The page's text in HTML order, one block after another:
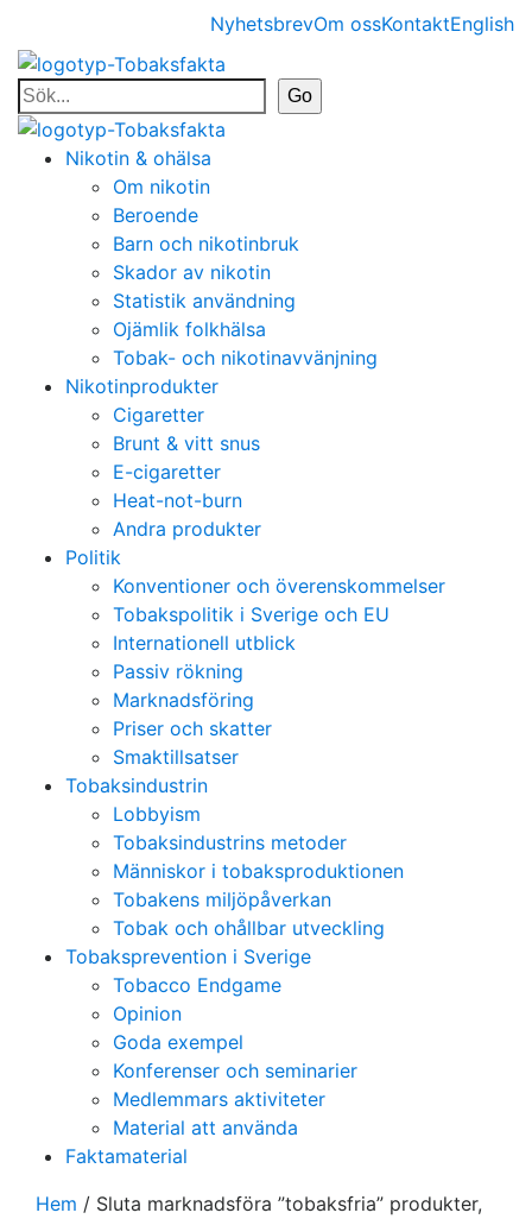
NyhetsbrevOm ossKontaktEnglish
Nikotin & ohälsa
Om nikotin
Beroende
Barn och nikotinbruk
Skador av nikotin
Statistik användning
Ojämlik folkhälsa
Tobak- och nikotinavvänjning
Nikotinprodukter
Cigaretter
Brunt & vitt snus
E-cigaretter
Heat-not-burn
Andra produkter
Politik
Konventioner och överenskommelser
Tobakspolitik i Sverige och EU
Internationell utblick
Passiv rökning
Marknadsföring
Priser och skatter
Smaktillsatser
Tobaksindustrin
Lobbyism
Tobaksindustrins metoder
Människor i tobaksproduktionen
Tobakens miljöpåverkan
Tobak och ohållbar utveckling
Tobaksprevention i Sverige
Tobacco Endgame
Opinion
Goda exempel
Konferenser och seminarier
Medlemmars aktiviteter
Material att använda
Faktamaterial
Hem / Sluta marknadsföra ”tobaksfria” produkter,